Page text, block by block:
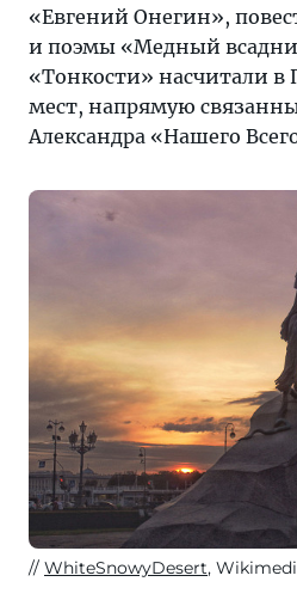
«Евгений Онегин»,
и поэмы «Медный
«Тонкости» насчитали в
мест, напрямую
Александра «Нашего
WhiteSnowyDesert,